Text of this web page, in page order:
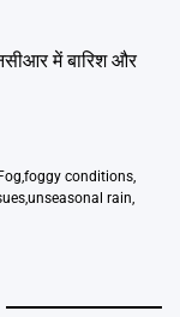
में बारिश और
foggy conditions
unseasonal rain